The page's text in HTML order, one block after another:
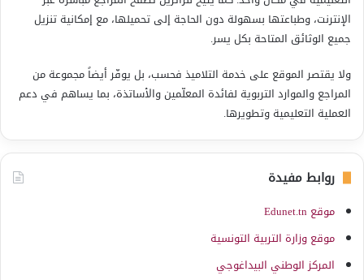
الإنترنت، وطباعتها بسهولة دون الحاجة إلى تحميلها، مع إمكانية تنزيل
جميع الوثائق المتاحة بكل يسر.
ولا يقتصر الموقع على خدمة التلاميذ فحسب، بل يوفّر أيضاً مجموعة من
المراجع والموارد التربوية لفائدة المعلّمين والأساتذة، بما يساهم في دعم
العملية التعليمية وتطويرها.
روابط مفيدة
موقع Edunet.tn
موقع وزارة التربية التونسية
المركز الوطني البيداغوجي